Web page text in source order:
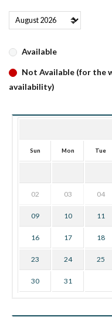
Available
Not Available (for the
availability)
Sun Mon Tue
02 03 04
09 10 11
16 17 18
23 24 25
30 31